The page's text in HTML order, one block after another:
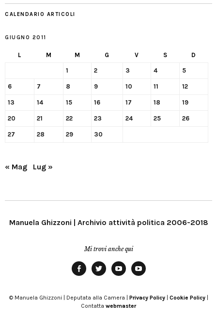
CALENDARIO ARTICOLI
GIUGNO 2011
L M M G V S D
1 2 3 4 5
6 7 8 9 10 11 12
13 14 15 16 17 18 19
20 21 22 23 24 25 26
27 28 29 30
« Mag Lug »
Manuela Ghizzoni | Archivio attività politica 2006-2018
Mi trovi anche qui
Modena
© Manuela Ghizzoni | Deputata alla Camera | Privacy Policy| Cookie Policy|
Contatta webmaster